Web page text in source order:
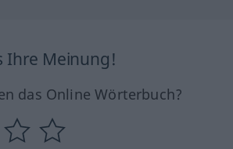
Ihre Meinung!
das Online Wörterbuch?